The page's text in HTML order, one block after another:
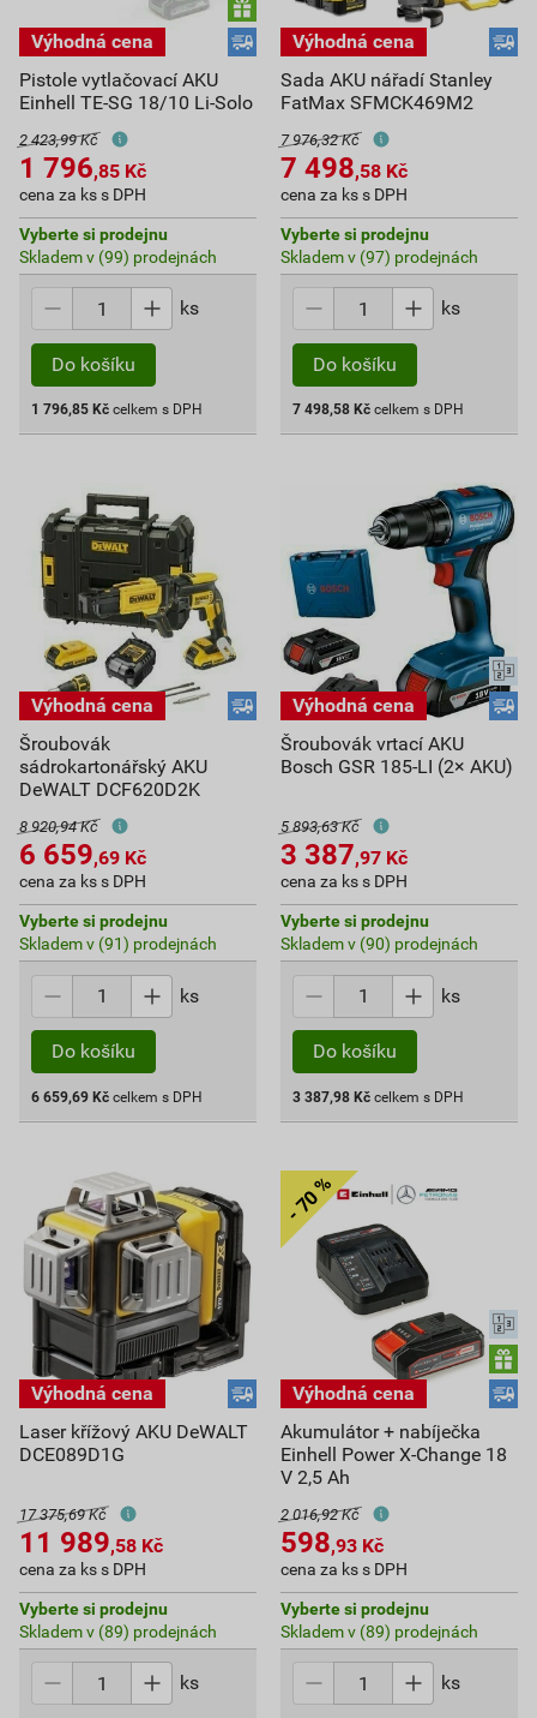
Pistole vytlačovací AKU
Einhell TE-SG 18/10 Li-Solo
2 423,99 Kč
1 796,85 Kč
cena za ks s DPH
Vyberte si prodejnu
Skladem v (99) prodejnách
ks
Do košíku
1 796,85 Kč celkem s DPH
Sada AKU nářadí Stanley
FatMax SFMCK469M2
7 976,32 Kč
7 498,58 Kč
cena za ks s DPH
Vyberte si prodejnu
Skladem v (97) prodejnách
ks
Do košíku
7 498,58 Kč celkem s DPH
Šroubovák
sádrokartonářský AKU
DeWALT DCF620D2K
8 920,94 Kč
6 659,69 Kč
cena za ks s DPH
Vyberte si prodejnu
Skladem v (91) prodejnách
ks
Do košíku
6 659,69 Kč celkem s DPH
Šroubovák vrtací AKU
Bosch GSR 185-LI (2× AKU)
5 893,63 Kč
3 387,97 Kč
cena za ks s DPH
Vyberte si prodejnu
Skladem v (90) prodejnách
ks
Do košíku
3 387,98 Kč celkem s DPH
Laser křížový AKU DeWALT
DCE089D1G
17 375,69 Kč
11 989,58 Kč
cena za ks s DPH
Vyberte si prodejnu
Skladem v (89) prodejnách
ks
Akumulátor + nabíječka
Einhell Power X-Change 18
V 2,5 Ah
2 016,92 Kč
598,93 Kč
cena za ks s DPH
Vyberte si prodejnu
Skladem v (89) prodejnách
ks